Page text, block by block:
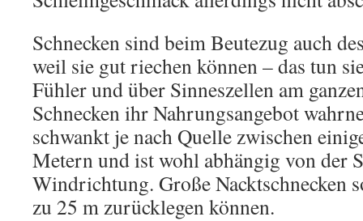
Schnecken sind beim Beutezug auch
weil sie gut riechen können – das tun
Fühler und über Sinneszellen am
Schnecken ihr Nahrungsangebot
schwankt je nach Quelle zwischen
Metern und ist wohl abhängig von der
Windrichtung. Große Nacktschnecken
zu 25 m zurücklegen können.